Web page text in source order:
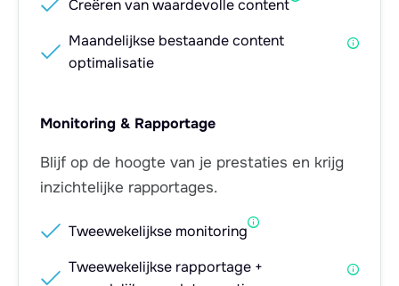
Creëren van waardevolle content
Maandelijkse bestaande content
optimalisatie

Monitoring & Rapportage
Blijf op de hoogte van je prestaties en krijg
inzichtelijke rapportages.
Tweewekelijkse monitoring
Tweewekelijkse rapportage +
